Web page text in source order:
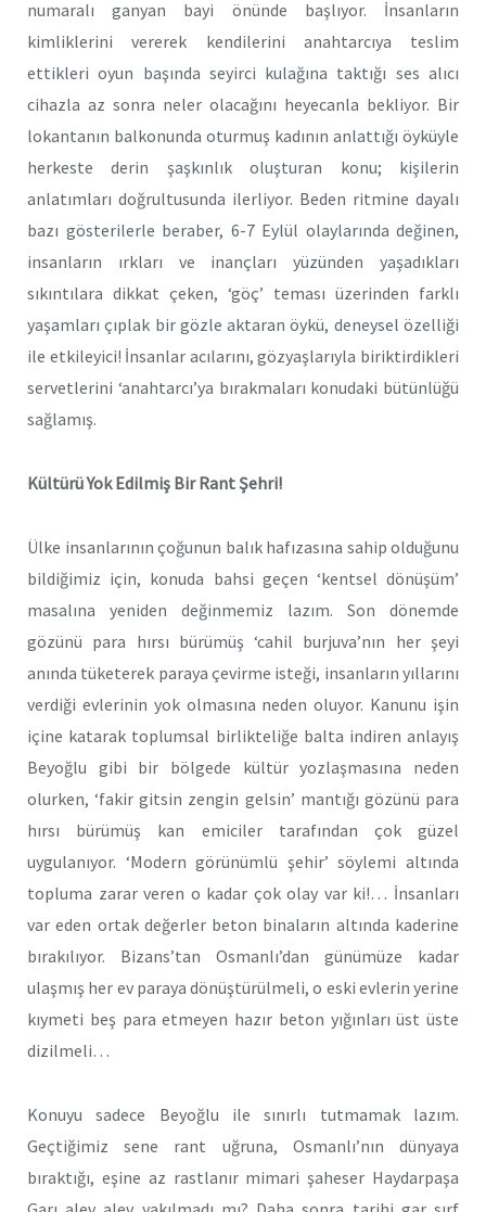
numaralı ganyan bayi önünde başlıyor. İnsanların
kimliklerini vererek kendilerini anahtarcıya teslim
ettikleri oyun başında seyirci kulağına taktığı ses alıcı
cihazla az sonra neler olacağını heyecanla bekliyor. Bir
lokantanın balkonunda oturmuş kadının anlattığı öyküyle
herkeste derin şaşkınlık oluşturan konu; kişilerin
anlatımları doğrultusunda ilerliyor. Beden ritmine dayalı
bazı gösterilerle beraber, 6-7 Eylül olaylarında değinen,
insanların ırkları ve inançları yüzünden yaşadıkları
sıkıntılara dikkat çeken, ‘göç’ teması üzerinden farklı
yaşamları çıplak bir gözle aktaran öykü, deneysel özelliği
ile etkileyici! İnsanlar acılarını, gözyaşlarıyla biriktirdikleri
servetlerini ‘anahtarcı’ya bırakmaları konudaki bütünlüğü
sağlamış.
Kültürü Yok Edilmiş Bir Rant Şehri!
Ülke insanlarının çoğunun balık hafızasına sahip olduğunu
bildiğimiz için, konuda bahsi geçen ‘kentsel dönüşüm’
masalına yeniden değinmemiz lazım. Son dönemde
gözünü para hırsı bürümüş ‘cahil burjuva’nın her şeyi
anında tüketerek paraya çevirme isteği, insanların yıllarını
verdiği evlerinin yok olmasına neden oluyor. Kanunu işin
içine katarak toplumsal birlikteliğe balta indiren anlayış
Beyoğlu gibi bir bölgede kültür yozlaşmasına neden
olurken, ‘fakir gitsin zengin gelsin’ mantığı gözünü para
hırsı bürümüş kan emiciler tarafından çok güzel
uygulanıyor. ‘Modern görünümlü şehir’ söylemi altında
topluma zarar veren o kadar çok olay var ki!… İnsanları
var eden ortak değerler beton binaların altında kaderine
bırakılıyor. Bizans’tan Osmanlı’dan günümüze kadar
ulaşmış her ev paraya dönüştürülmeli, o eski evlerin yerine
kıymeti beş para etmeyen hazır beton yığınları üst üste
dizilmeli…
Konuyu sadece Beyoğlu ile sınırlı tutmamak lazım.
Geçtiğimiz sene rant uğruna, Osmanlı’nın dünyaya
bıraktığı, eşine az rastlanır mimari şaheser Haydarpaşa